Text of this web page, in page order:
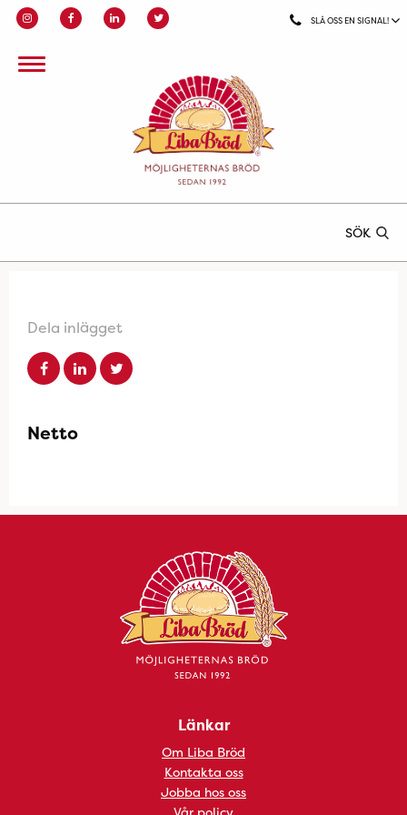
SLÅ OSS EN SIGNAL!
SÖK
Dela inlägget
Netto
Länkar
Om Liba Bröd
Kontakta oss
Jobba hos oss